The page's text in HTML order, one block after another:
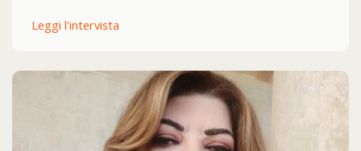
Leggi l'intervista